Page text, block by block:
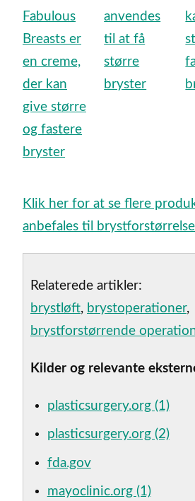
Klik her for at se flere
anbefales til brystforstørrelse
Relaterede artikler:
brystløft, brystoperationer,
brystforstørrende
Kilder og relevante
plasticsurgery.org (1)
plasticsurgery.org (2)
fda.gov
mayoclinic.org (1)